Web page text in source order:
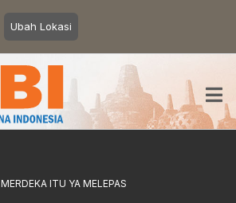
Ubah Lokasi
MERDEKA ITU YA MELEPAS